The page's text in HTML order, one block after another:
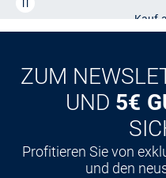
Kauf
ZUM
UND 5€
Profitieren Sie von
und den